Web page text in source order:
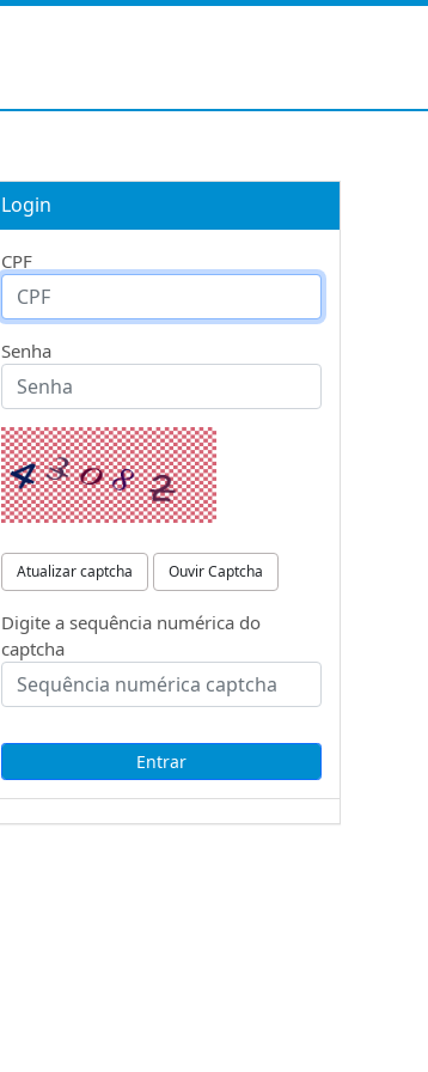
Login
CPF
Senha
Atualizar captcha Ouvir Captcha
Digite a sequência numérica do
captcha